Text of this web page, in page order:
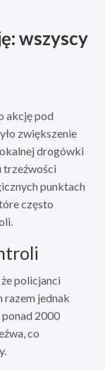
wszyscy
akcję pod
zwiększenie
drogówki
trzeźwości
punktach
często
policjanci
jednak
2000
co